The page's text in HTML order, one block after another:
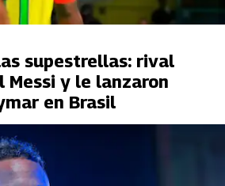
supestrellas: rival
Messi y le lanzaron
en Brasil